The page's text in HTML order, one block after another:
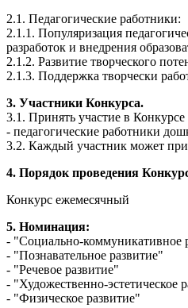
2.1. Педагогические работники:
2.1.1. Популяризация
разработок и внедрения
2.1.2. Развитие творческого
2.1.3. Поддержка творчески
3. Участники Конкурса.
3.1. Принять участие в Конкурсе
- педагогические работники
3.2. Каждый участник может
4. Порядок проведения
Конкурс ежемесячный
5. Номинация:
- "Социально-коммуникативное
- "Познавательное развитие"
- "Речевое развитие"
- "Художественно-эстетическое
- "Физическое развитие"